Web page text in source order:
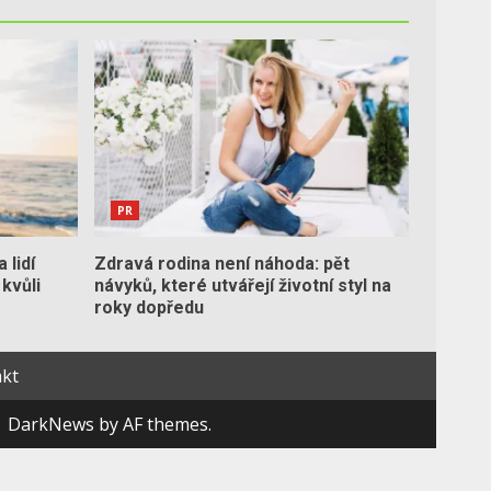
lidí
PR
Zdravá rodina není náhoda: pět
návyků, které utvářejí životní styl na
roky dopředu
DarkNews by AF themes.